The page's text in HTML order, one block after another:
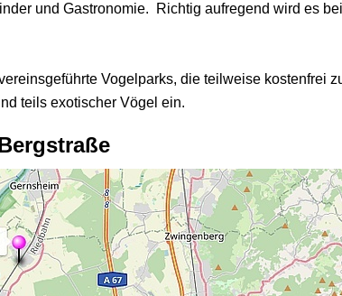
und Gastronomie. Richtig aufregend wird es
Vogelparks, die teilweise kostenfrei
teils exotischer Vögel ein.